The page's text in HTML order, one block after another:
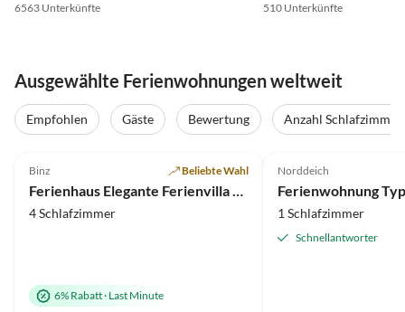
6563 Unterkünfte 510 Unterkünfte
Ausgewählte Ferienwohnungen weltweit
Empfohlen Gäste Bewertung Anzahl Schlafzimmer
Binz Beliebte Wahl
Ferienhaus Elegante Ferienvilla am Schmachter See
4 Schlafzimmer
6% Rabatt· Last Minute
Super-Gastgeber
Norddeich
1 Schlafzimmer
Schnellantworter